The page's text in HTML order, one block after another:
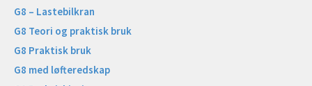
G8 – Lastebilkran
G8 Teori og praktisk bruk
G8 Praktisk bruk
G8 med løfteredskap